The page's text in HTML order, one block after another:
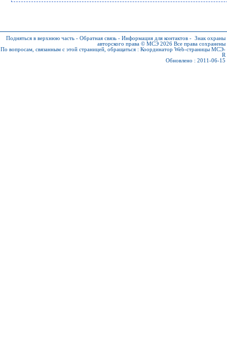
Подняться в верхнюю часть - Обратная связь - Информация для контактов - Знак охраны
авторского права © МСЭ 2026 Все права сохранены
По вопросам, связанным с этой страницей, обращаться : Координатор Web-страницы МСЭ-
R
Обновлено : 2011-06-15